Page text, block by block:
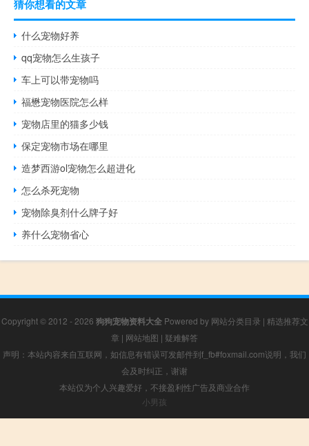
猜你想看的文章
什么宠物好养
qq宠物怎么生孩子
车上可以带宠物吗
福懋宠物医院怎么样
宠物店里的猫多少钱
保定宠物市场在哪里
造梦西游ol宠物怎么超进化
怎么杀死宠物
宠物除臭剂什么牌子好
养什么宠物省心
Copyright © 2012 - 2026 狗狗宠物资料大全Powered by 网站分类目录 | 精选推荐文
章 | 网站地图 | 疑难解答
声明：本站内容来自互联网，如信息有错误可发邮件到f_fb#foxmail.com说明，我们
会及时纠正，谢谢
本站仅为个人兴趣爱好，不接盈利性广告及商业合作
小男孩